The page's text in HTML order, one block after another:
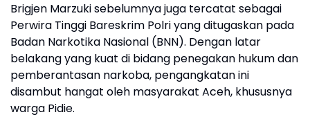
Brigjen Marzuki sebelumnya juga tercatat sebagai
Perwira Tinggi Bareskrim Polri yang ditugaskan pada
Badan Narkotika Nasional (BNN). Dengan latar
belakang yang kuat di bidang penegakan hukum dan
pemberantasan narkoba, pengangkatan ini
disambut hangat oleh masyarakat Aceh, khususnya
warga Pidie.